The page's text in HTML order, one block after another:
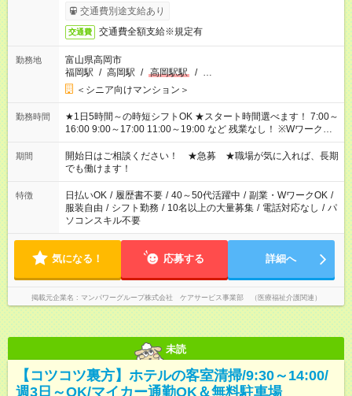
了次第のお支払いとなります。
交通費別途支給あり
交通費 交通費全額支給※規定有
勤務地
富山県高岡市
福岡駅 / 高岡駅 / 高岡駅駅 / …
＜シニア向けマンション＞
勤務時間
★1日5時間～の時短シフトOK ★スタート時間選べます！ 7:00～
16:00 9:00～17:00 11:00～19:00 など 残業なし！ ※Wワークの
場合、他のお仕事と合わせ週40時間超の就業はご案内できませ
ん ※法令に基づき、週20時間以上勤務は社会保険への加入対象
となります ※労働者派遣法（日雇い派遣の原則禁止）により、
短時間・短期間の就業はご案内が難しい場合があります
期間
開始日はご相談ください！ ★急募 ★職場が気に入れば、長期
でも働けます！
特徴 日払いOK / 履歴書不要 / 40～50代活躍中 / 副業・WワークOK /
服装自由 / シフト勤務 / 10名以上の大量募集 / 電話対応なし / パ
ソコンスキル不要
気になる！ 応募する 詳細へ
掲載元企業名 マンパワーグループ株式会社 ケアサービス事業部 （医療福祉介護関連）
未読
【コツコツ裏方】ホテルの客室清掃/9:30～14:00/
週3日～OK/マイカー通勤OK＆無料駐車場